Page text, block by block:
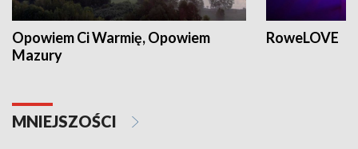
Opowiem Ci Warmię, Opowiem
Mazury
RoweLOVE
MNIEJSZOŚCI